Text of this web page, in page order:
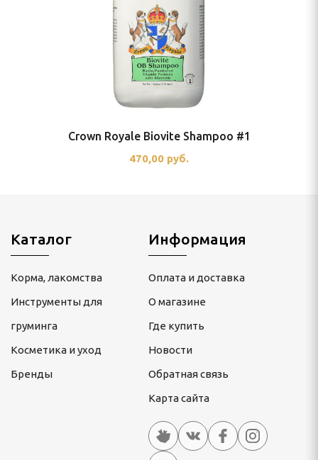
Crown Royale Biovite Shampoo #1
470,00 руб.
Каталог
Корма, лакомства
Инструменты для
груминга
Косметика и уход
Бренды
Информация
Оплата и доставка
О магазине
Где купить
Новости
Обратная связь
Карта сайта